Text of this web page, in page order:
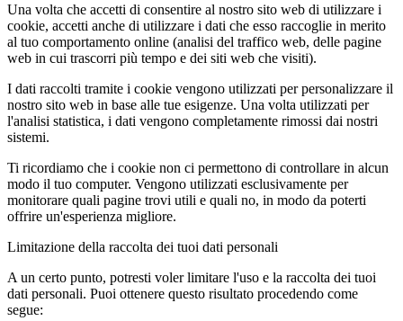
Una volta che accetti di consentire al nostro sito web di utilizzare i
cookie, accetti anche di utilizzare i dati che esso raccoglie in merito
al tuo comportamento online (analisi del traffico web, delle pagine
web in cui trascorri più tempo e dei siti web che visiti).
I dati raccolti tramite i cookie vengono utilizzati per personalizzare il
nostro sito web in base alle tue esigenze. Una volta utilizzati per
l'analisi statistica, i dati vengono completamente rimossi dai nostri
sistemi.
Ti ricordiamo che i cookie non ci permettono di controllare in alcun
modo il tuo computer. Vengono utilizzati esclusivamente per
monitorare quali pagine trovi utili e quali no, in modo da poterti
offrire un'esperienza migliore.
Limitazione della raccolta dei tuoi dati personali
A un certo punto, potresti voler limitare l'uso e la raccolta dei tuoi
dati personali. Puoi ottenere questo risultato procedendo come
segue: